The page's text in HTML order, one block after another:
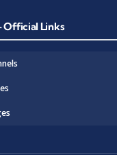
Official Links
News
News